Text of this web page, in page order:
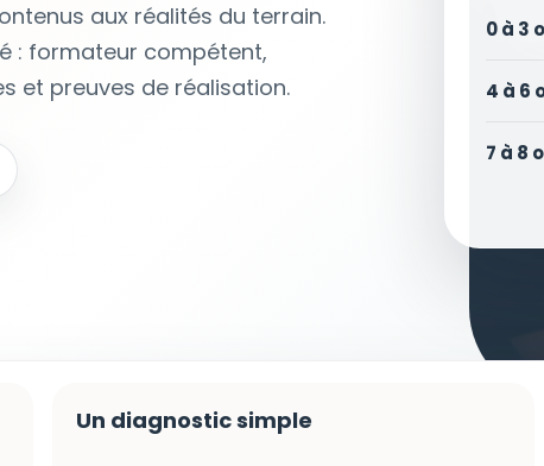
aux réalités du terrain.
: formateur compétent,
et preuves de réalisation.
0 à 3
4 à 6
7 à 8
Un diagnostic simple